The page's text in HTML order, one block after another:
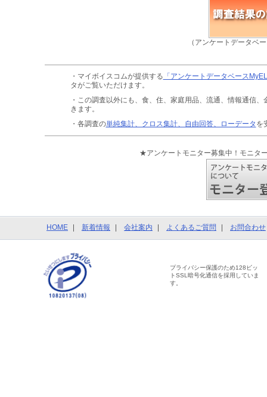
（アンケートデータベ
・マイボイスコムが提供する 「アンケートデータベース
タがご覧いただけます。
・この調査以外にも、食、住、家庭用品、流通、情報通信、
きます。
・各調査の単純集計、クロス集計、自由回答、ローデータ を
★アンケートモニター募集中！モニタ
HOME 新着情報 会社案内 よくあるご質問 お問合わせ
プライバシー保護のため128ビッ
トSSL暗号化通信を採用していま
す。